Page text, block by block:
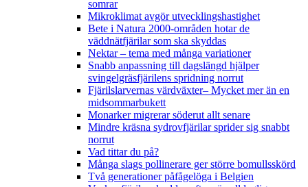
somrar
Mikroklimat avgör utvecklingshastighet
Bete i Natura 2000-områden hotar de
väddnätfjärilar som ska skyddas
Nektar – tema med många variationer
Snabb anpassning till dagslängd hjälper
svingelgräsfjärilens spridning norrut
Fjärilslarvernas värdväxter– Mycket mer än en
midsommarbukett
Monarker migrerar söderut allt senare
Mindre kräsna sydrovfjärilar sprider sig snabbt
norrut
Vad tittar du på?
Många slags pollinerare ger större bomullsskörd
Två generationer påfågelöga i Belgien